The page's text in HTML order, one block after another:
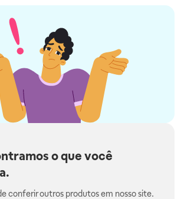
o que você
conferir outros produtos em nosso site.